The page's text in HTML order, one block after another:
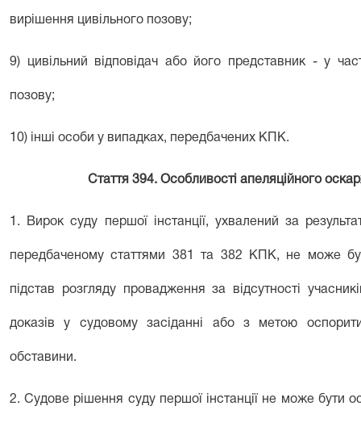
вирішення цивільного позову;
9) цивільний відповідач або його представник - у
позову;
10) інші особи у випадках, передбачених КПК.
Стаття 394. Особливості апеляційного
1. Вирок суду першої інстанції, ухвалений за
передбаченомустаттями 381 та 382 КПК, не може
підстав розгляду провадження за відсутності
доказів у судовому засіданні або з метою
обставини.
2. Судове рішення суду першої інстанції не може бути